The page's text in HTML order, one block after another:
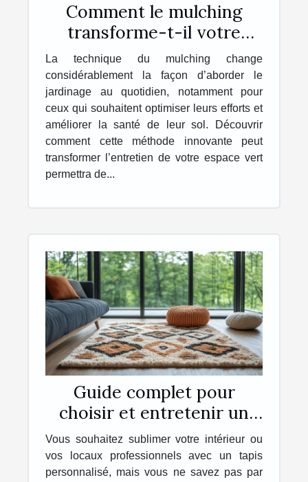
Comment le mulching
transforme-t-il votre
jardinage quotidien ?
La technique du mulching change
considérablement la façon d’aborder le
jardinage au quotidien, notamment pour
ceux qui souhaitent optimiser leurs efforts et
améliorer la santé de leur sol. Découvrir
comment cette méthode innovante peut
transformer l’entretien de votre espace vert
permettra de...
Guide complet pour
choisir et entretenir un
tapis personnalisé
Vous souhaitez sublimer votre intérieur ou
vos locaux professionnels avec un tapis
personnalisé, mais vous ne savez pas par